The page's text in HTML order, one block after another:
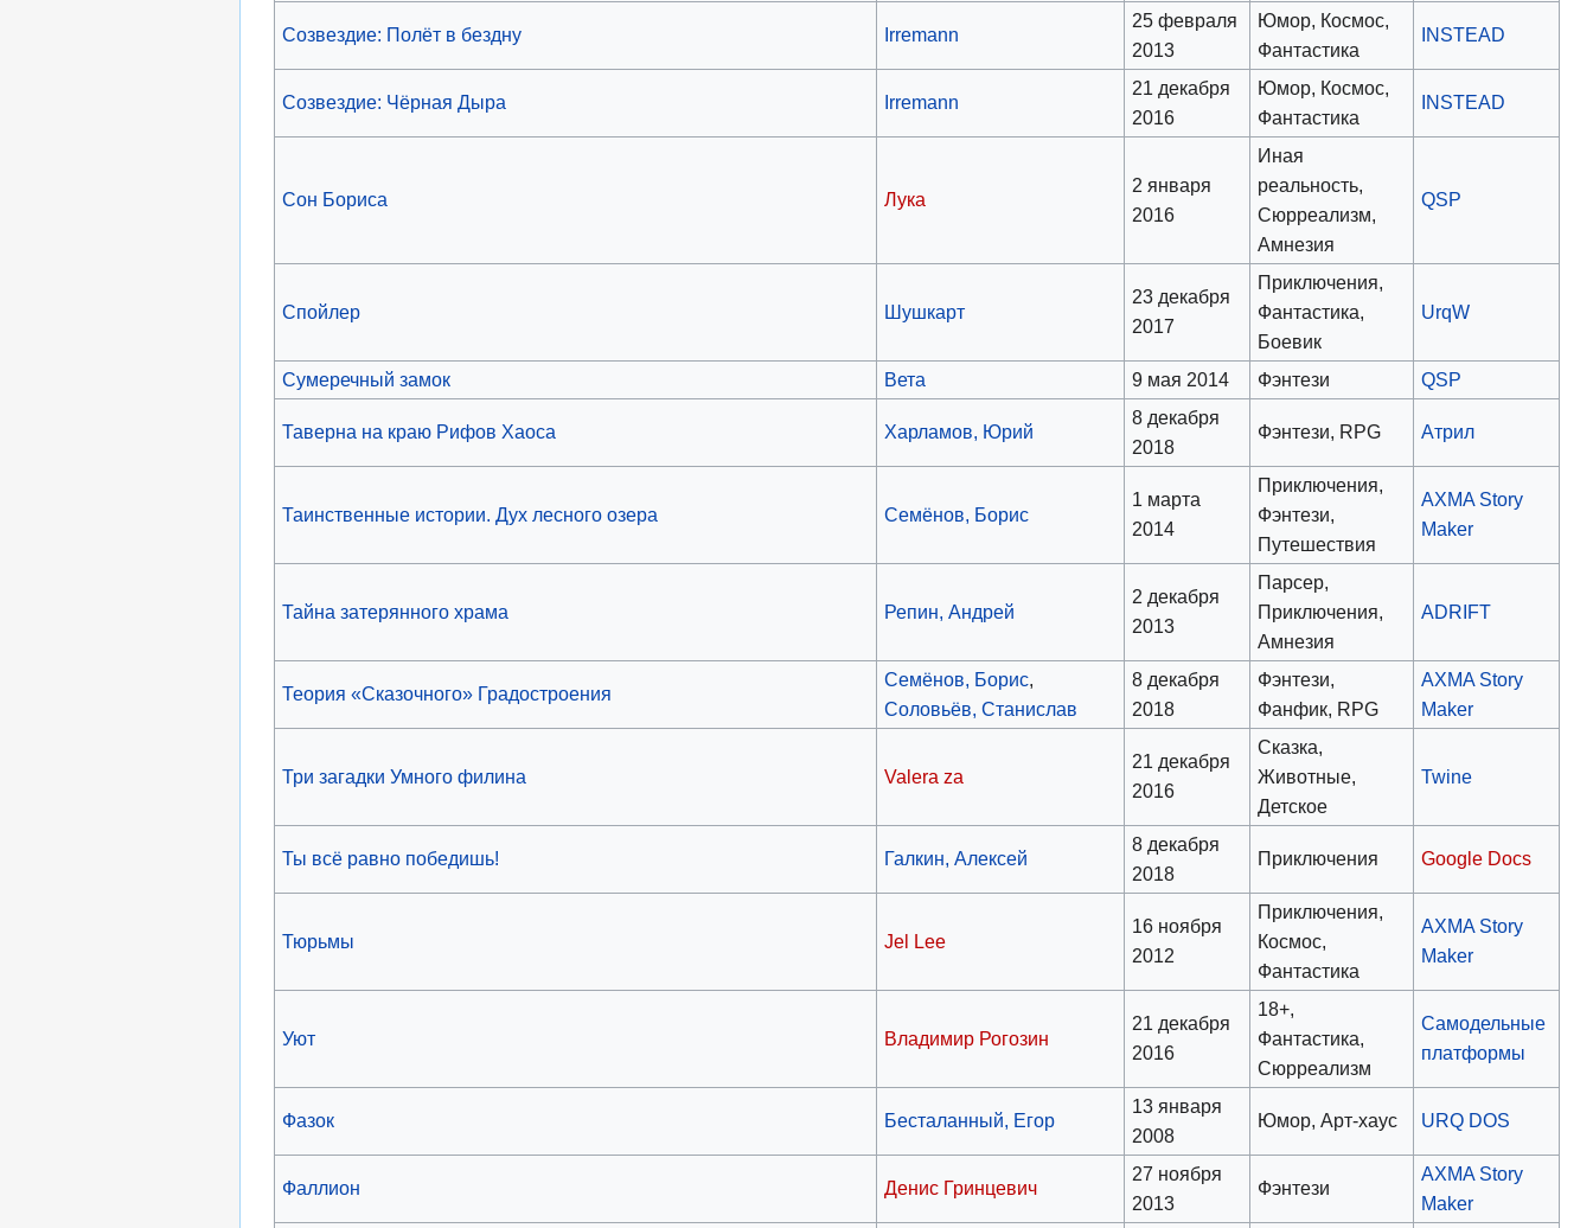
Созвездие: Полёт в бездну Irremann
25 февраля
2013
Юмор, Космос,
Фантастика
INSTEAD
Созвездие: Чёрная Дыра Irremann
21 декабря
2016
Юмор, Космос,
Фантастика
INSTEAD
Сон Бориса Лука
2 января
2016
Иная
реальность,
Сюрреализм,
Амнезия
QSP
Спойлер Шушкарт
23 декабря
2017
Приключения,
Фантастика,
Боевик
UrqW
Сумеречный замок Вета 9 мая 2014 Фэнтези QSP
Таверна на краю Рифов Хаоса Харламов, Юрий
8 декабря
2018
Фэнтези, RPG Атрил
Таинственные истории. Дух лесного озера Семёнов, Борис
1 марта
2014
Приключения,
Фэнтези,
Путешествия
AXMA Story
Maker
Тайна затерянного храма Репин, Андрей
2 декабря
2013
Парсер,
Приключения,
Амнезия
ADRIFT
Теория «Сказочного» Градостроения
Семёнов, Борис,
Соловьёв, Станислав
8 декабря
2018
Фэнтези,
Фанфик, RPG
AXMA Story
Maker
Три загадки Умного филина Valera za
21 декабря
2016
Сказка,
Животные,
Детское
Twine
Ты всё равно победишь! Галкин, Алексей
8 декабря
2018
Приключения Google Docs
Тюрьмы Jel Lee
16 ноября
2012
Приключения,
Космос,
Фантастика
AXMA Story
Maker
Уют Владимир Рогозин
21 декабря
2016
18+,
Фантастика,
Сюрреализм
Самодельные
платформы
Фазок Бесталанный, Егор
13 января
2008
Юмор, Арт-хаус URQ DOS
Фаллион Денис Гринцевич
27 ноября
2013
Фэнтези
AXMA Story
Maker